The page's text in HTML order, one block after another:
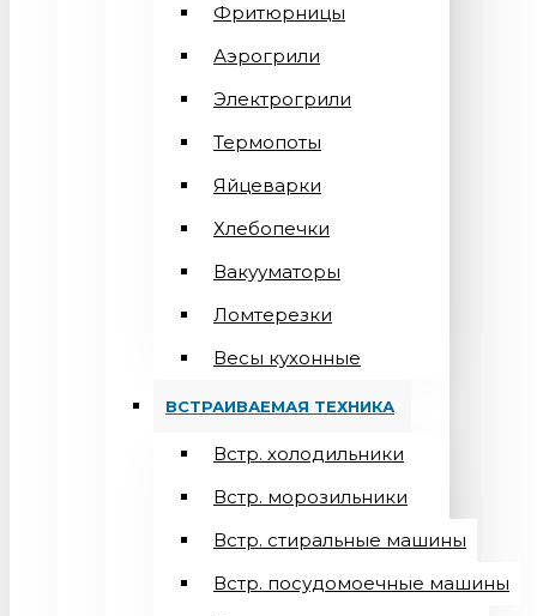
Фритюрницы
Аэрогрили
Электрогрили
Термопоты
Яйцеварки
Хлебопечки
Вакууматоры
Ломтерезки
Весы кухонные
ВСТРАИВАЕМАЯ ТЕХНИКА
Встр. холодильники
Встр. морозильники
Встр. стиральные машины
Встр. посудомоечные машины